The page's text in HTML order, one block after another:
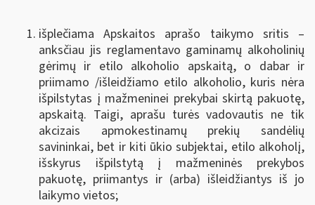
išplečiama Apskaitos aprašo taikymo sritis –
anksčiau jis reglamentavo gaminamų alkoholinių
gėrimų ir etilo alkoholio apskaitą, o dabar ir
priimamo /išleidžiamo etilo alkoholio, kuris nėra
išpilstytas į mažmeninei prekybai skirtą pakuotę,
apskaitą. Taigi, aprašu turės vadovautis ne tik
akcizais apmokestinamų prekių sandėlių
savininkai, bet ir kiti ūkio subjektai, etilo alkoholį,
išskyrus išpilstytą į mažmeninės prekybos
pakuotę, priimantys ir (arba) išleidžiantys iš jo
laikymo vietos;